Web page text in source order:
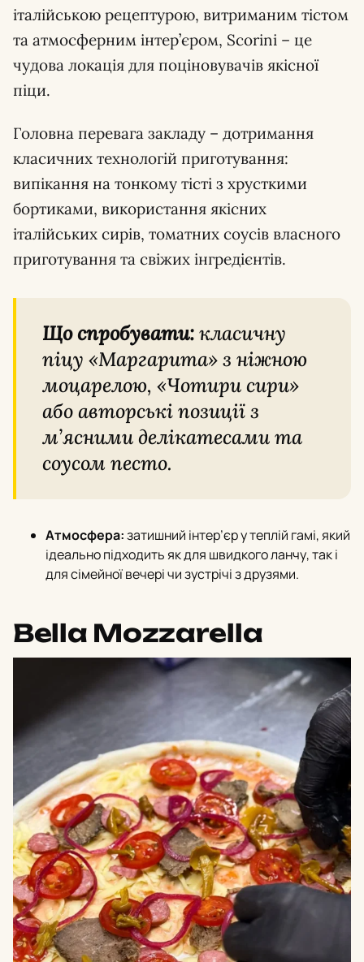
італійською рецептурою, витриманим тістом
та атмосферним інтер’єром, Scorini – це
чудова локація для поціновувачів якісної
піци.
Головна перевага закладу – дотримання
класичних технологій приготування:
випікання на тонкому тісті з хрусткими
бортиками, використання якісних
італійських сирів, томатних соусів власного
приготування та свіжих інгредієнтів.
Що спробувати:класичну
піцу «Маргарита» з ніжною
моцарелою, «Чотири сири»
або авторські позиції з
м’ясними делікатесами та
соусом песто.
Атмосфера:затишний інтер’єр у теплій гамі, який
ідеально підходить як для швидкого ланчу, так і
для сімейної вечері чи зустрічі з друзями.
Bella Mozzarella